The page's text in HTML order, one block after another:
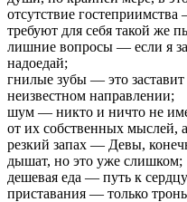
отсутствие
требуют для себя такой же
лишние вопросы — если я
надоедай;
гнилые зубы — это заставит
неизвестном направлении;
шум — никто и ничто не
от их собственных мыслей,
резкий запах — Девы,
дышат, но это уже слишком;
дешевая еда — путь к
приставания — только